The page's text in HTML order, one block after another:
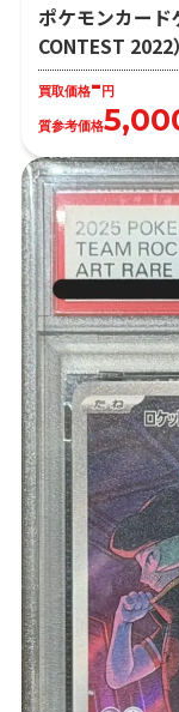
ポケモンカード
CONTEST
買取価格-円
質参考価格